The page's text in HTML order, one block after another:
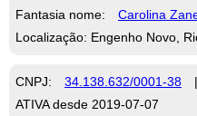
Fantasia nome:
Carolina
Localização: Engenho Novo,
CNPJ: 34.138.632/0001-38
ATIVA desde 2019-07-07